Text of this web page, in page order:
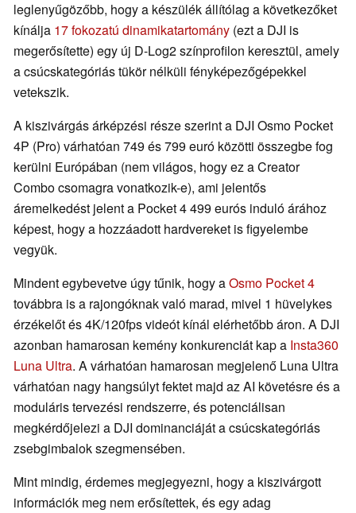
leglenyűgözőbb, hogy a készülék állítólag a következőket
kínálja 17 fokozatú dinamikatartomány (ezt a DJI is
megerősítette) egy új D-Log2 színprofilon keresztül, amely
a csúcskategóriás tükör nélküli fényképezőgépekkel
vetekszik.
A kiszivárgás árképzési része szerint a DJI Osmo Pocket
4P (Pro) várhatóan 749 és 799 euró közötti összegbe fog
kerülni Európában (nem világos, hogy ez a Creator
Combo csomagra vonatkozik-e), ami jelentős
áremelkedést jelent a Pocket 4 499 eurós induló árához
képest, hogy a hozzáadott hardvereket is figyelembe
vegyük.
Mindent egybevetve úgy tűnik, hogy aOsmo Pocket 4
továbbra is a rajongóknak való marad, mivel 1 hüvelykes
érzékelőt és 4K/120fps videót kínál elérhetőbb áron. A DJI
azonban hamarosan kemény konkurenciát kap a Insta360
Luna Ultra. A várhatóan hamarosan megjelenő Luna Ultra
várhatóan nagy hangsúlyt fektet majd az AI követésre és a
moduláris tervezési rendszerre, és potenciálisan
megkérdőjelezi a DJI dominanciáját a csúcskategóriás
zsebgimbalok szegmensében.
Mint mindig, érdemes megjegyezni, hogy a kiszivárgott
információk meg nem erősítettek, és egy adag